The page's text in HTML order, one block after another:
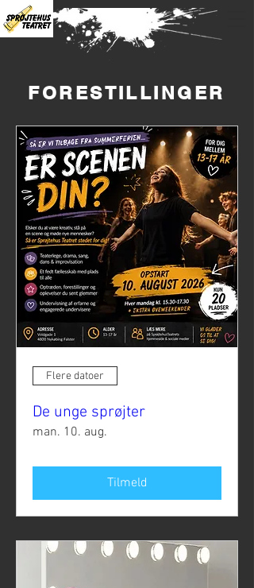
FORESTILLINGER
Ingen planlagte
forestillinger
Flere datoer
De unge sprøjter
man. 10. aug.
Tilmeld